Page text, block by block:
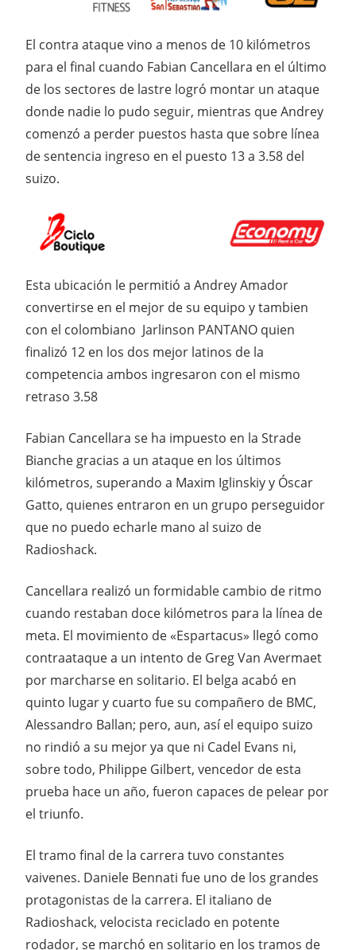
El contra ataque vino a menos de 10 kilómetros
para el final cuando Fabian Cancellara en el último
de los sectores de lastre logró montar un ataque
donde nadie lo pudo seguir, mientras que Andrey
comenzó a perder puestos hasta que sobre línea
de sentencia ingreso en el puesto 13 a 3.58 del
suizo.
Esta ubicación le permitió a Andrey Amador
convertirse en el mejor de su equipo y tambien
con el colombiano Jarlinson PANTANO quien
finalizó 12 en los dos mejor latinos de la
competencia ambos ingresaron con el mismo
retraso 3.58
Fabian Cancellara se ha impuesto en la Strade
Bianche gracias a un ataque en los últimos
kilómetros, superando a Maxim Iglinskiy y Óscar
Gatto, quienes entraron en un grupo perseguidor
que no puedo echarle mano al suizo de
Radioshack.
Cancellara realizó un formidable cambio de ritmo
cuando restaban doce kilómetros para la línea de
meta. El movimiento de «Espartacus» llegó como
contraataque a un intento de Greg Van Avermaet
por marcharse en solitario. El belga acabó en
quinto lugar y cuarto fue su compañero de BMC,
Alessandro Ballan; pero, aun, así el equipo suizo
no rindió a su mejor ya que ni Cadel Evans ni,
sobre todo, Philippe Gilbert, vencedor de esta
prueba hace un año, fueron capaces de pelear por
el triunfo.
El tramo final de la carrera tuvo constantes
vaivenes. Daniele Bennati fue uno de los grandes
protagonistas de la carrera. El italiano de
Radioshack, velocista reciclado en potente
rodador, se marchó en solitario en los tramos de